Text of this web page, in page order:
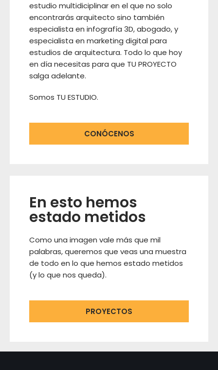
estudio multidiciplinar en el que no solo
encontrarás arquitecto sino también
especialista en infografía 3D, abogado, y
especialista en marketing digital para
estudios de arquitectura. Todo lo que hoy
en día necesitas para que TU PROYECTO
salga adelante.
Somos TU ESTUDIO.
CONÓCENOS
En esto hemos
estado metidos
Como una imagen vale más que mil
palabras, queremos que veas una muestra
de todo en lo que hemos estado metidos
(y lo que nos queda).
PROYECTOS